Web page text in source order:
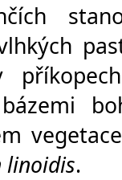
linoidis.